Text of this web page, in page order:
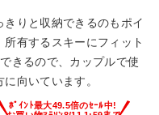
りと収納できるのもポイ
有するスキーにフィット
きるので、カップルで使
向いています。